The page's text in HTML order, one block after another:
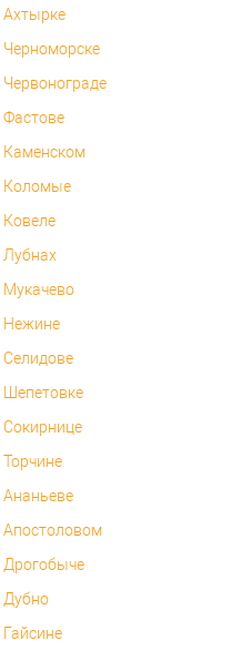
Ахтырке
Черноморске
Червонограде
Фастове
Каменском
Коломые
Ковеле
Лубнах
Мукачево
Нежине
Селидове
Шепетовке
Сокирнице
Торчине
Ананьеве
Апостоловом
Дрогобыче
Дубно
Гайсине